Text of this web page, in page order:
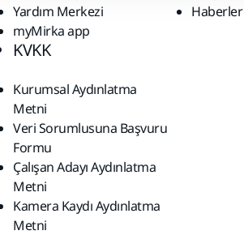
Yardım Merkezi
myMirka app
Haberler
KVKK
Kurumsal Aydınlatma
Metni
Veri Sorumlusuna Başvuru
Formu
Çalışan Adayı Aydınlatma
Metni
Kamera Kaydı Aydınlatma
Metni